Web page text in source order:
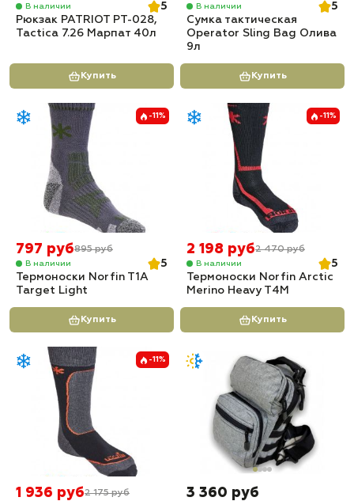
В наличии
5
Рюкзак PATRIOT РТ-028,
Tactica 7.26 Марпат 40л
Купить
В наличии
5
Сумка тактическая
Operator Sling Bag Олива
9л
Купить
-11%
797 руб895 руб
В наличии
5
Термоноски Norfin T1A
Target Light
Купить
-11%
2 198 руб2 470 руб
В наличии
5
Термоноски Norfin Arctic
Merino Heavy T4M
Купить
-11%
1 936 руб2 175 руб 3 360 руб